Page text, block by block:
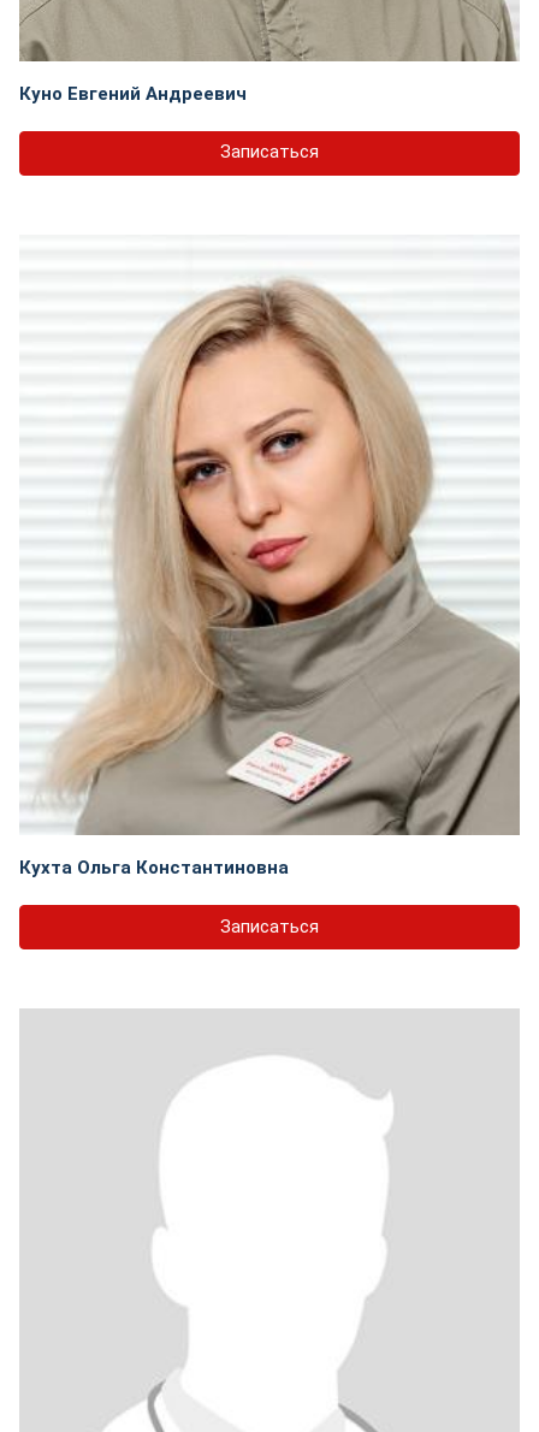
Куно Евгений Андреевич
Записаться
Кухта Ольга Константиновна
Записаться